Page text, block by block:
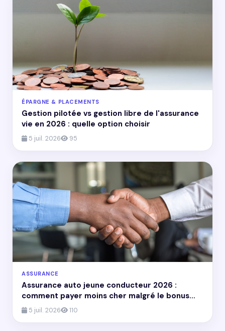
ÉPARGNE & PLACEMENTS
Gestion pilotée vs gestion libre de l'assurance
vie en 2026 : quelle option choisir
5 juil. 2026 95
ASSURANCE
Assurance auto jeune conducteur 2026 :
comment payer moins cher malgré le bonus
malus
5 juil. 2026 110